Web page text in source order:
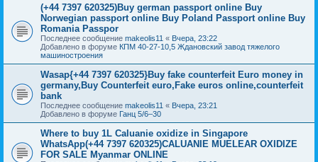
(+44 7397 620325)Buy german passport online Buy
Norwegian passport online Buy Poland Passport online Buy
Romania Passpor
Последнее сообщение makeolis11 « Вчера, 23:22
Добавлено в форуме КПМ 40-27-10,5 Ждановский завод тяжелого
машиностроения
Wasap{+44 7397 620325}Buy fake counterfeit Euro money in
germany,Buy Counterfeit euro,Fake euros online,counterfeit
bank
Последнее сообщение makeolis11 « Вчера, 23:21
Добавлено в форуме Ганц 5/6–30
Where to buy 1L Caluanie oxidize in Singapore
WhatsApp(+44 7397 620325)CALUANIE MUELEAR OXIDIZE
FOR SALE Myanmar ONLINE